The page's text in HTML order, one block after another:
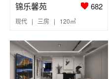
锦乐馨苑 682
现代 | 三房 | 120㎡